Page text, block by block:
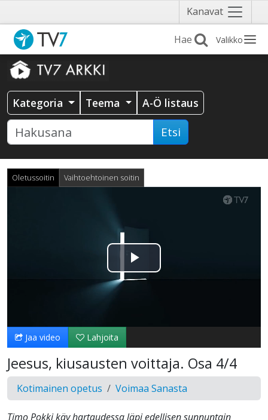
Kanavat Näytä
valikko
Valikko
Kategoria Teema A-Ö listaus
Etsi
Oletussoitin Vaihtoehtoinen soitin
Toista
Jaa video Lahjoita
Jeesus, kiusausten voittaja. Osa 4/4
Kotimainen opetus Voimaa Sanasta
Timo Pokki käy hartaudessa läpi edellisen sunnuntain